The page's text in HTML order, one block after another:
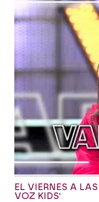
EL VIERNES A
VOZ KIDS'